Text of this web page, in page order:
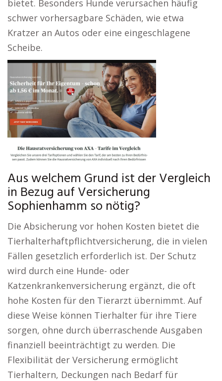
bietet. Besonders Hunde verursachen häufig
schwer vorhersagbare Schäden, wie etwa
Kratzer an Autos oder eine eingeschlagene
Scheibe.
Aus welchem Grund ist der Vergleich
in Bezug auf Versicherung
Sophienhamm so nötig?
Die Absicherung vor hohen Kosten bietet die
Tierhalterhaftpflichtversicherung, die in vielen
Fällen gesetzlich erforderlich ist. Der Schutz
wird durch eine Hunde- oder
Katzenkrankenversicherung ergänzt, die oft
hohe Kosten für den Tierarzt übernimmt. Auf
diese Weise können Tierhalter für ihre Tiere
sorgen, ohne durch überraschende Ausgaben
finanziell beeinträchtigt zu werden. Die
Flexibilität der Versicherung ermöglicht
Tierhaltern, Deckungen nach Bedarf für